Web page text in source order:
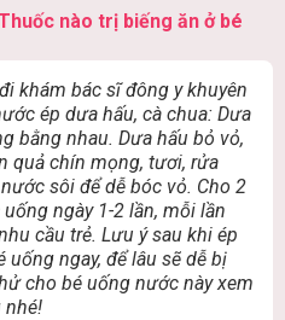
nào trị biếng ăn ở bé
khám bác sĩ đông y khuyên
ép dưa hấu, cà chua: Dưa
bằng nhau. Dưa hấu bỏ vỏ,
quả chín mọng, tươi, rửa
sôi để dễ bóc vỏ. Cho 2
ngày 1-2 lần, mỗi lần
cầu trẻ. Lưu ý sau khi ép
uống ngay, để lâu sẽ dễ bị
cho bé uống nước này xem
nhé!